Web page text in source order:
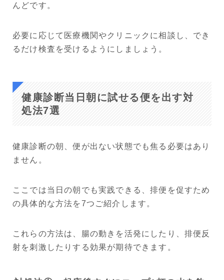
んどです。
必要に応じて医療機関やクリニックに相談し、でき
るだけ検査を受けるようにしましょう。
健康診断当日朝に試せる便を出す対
処法7選
健康診断の朝、便が出ない状態でも焦る必要はあり
ません。
ここでは当日の朝でも実践できる、排便を促すため
の具体的な方法を7つご紹介します。
これらの方法は、腸の動きを活発にしたり、排便反
射を刺激したりする効果が期待できます。